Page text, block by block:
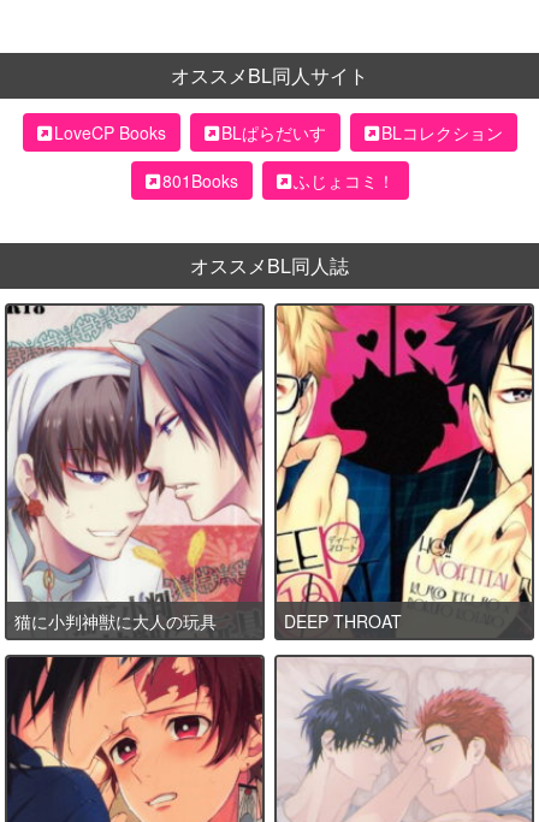
オススメBL同人サイト
LoveCP Books BLぱらだいす
BLコレクション
801Books
ふじょコミ！
オススメBL同人誌
猫に小判神獣に大人の玩具 DEEP THROAT